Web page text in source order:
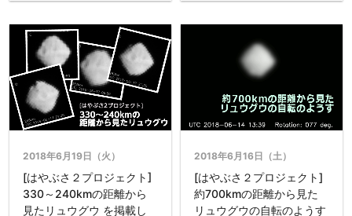
2018年6月19日（火）
[はやぶさ２プロジェクト]
330～240kmの距離から
見たリュウグウ を掲載し
2018年6月16日（土）
[はやぶさ２プロジェクト]
約700kmの距離から見た
リュウグウの自転のようす